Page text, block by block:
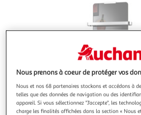
Nous prenons à coeur de protéger vos
Nous et nos 68 partenaires stockons et accédons à
telles que des données de navigation ou des
appareil. Si vous sélectionnez "J'accepte", les
charge les finalités affichées dans la section « Nous